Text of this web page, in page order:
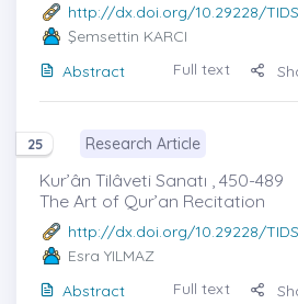
http://dx.doi.org/10.29228/
Şemsettin KARCI
Abstract
Full text
25 Research Article
Kur’ân Tilâveti Sanatı , 450-489
The Art of Qur’an Recitation
http://dx.doi.org/10.29228/
Esra YILMAZ
Abstract
Full text